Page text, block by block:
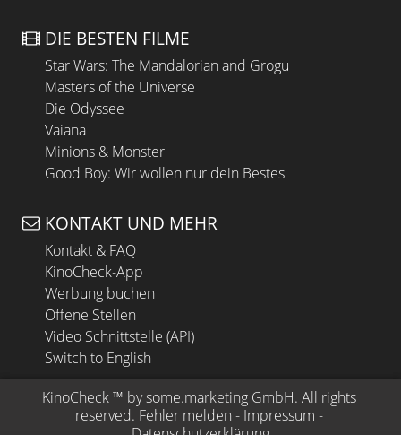
DIE BESTEN FILME
Star Wars: The Mandalorian and Grogu
Masters of the Universe
Die Odyssee
Vaiana
Minions & Monster
Good Boy: Wir wollen nur dein Bestes
KONTAKT UND MEHR
Kontakt & FAQ
KinoCheck-App
Werbung buchen
Offene Stellen
Video Schnittstelle (API)
Switch to English
KinoCheck ™ by some.marketing GmbH. All rights
reserved. Fehler melden - Impressum -